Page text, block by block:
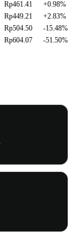
Rp461.41
+0.98%
Rp449.21
+2.83%
Rp504.50
-15.48%
Rp604.07 -51.50%